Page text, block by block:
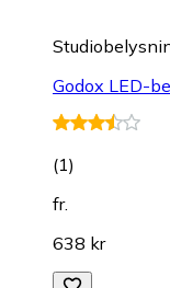
Godox LED-
(1)
fr.
638 kr